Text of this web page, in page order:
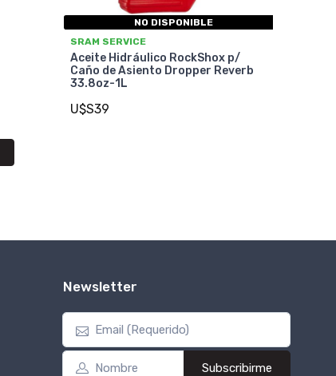
NO DISPONIBLE
SRAM SERVICE
Aceite Hidráulico RockShox p/
Caño de Asiento Dropper Reverb
33.8oz-1L
U$S39
Newsletter
Subscribirme